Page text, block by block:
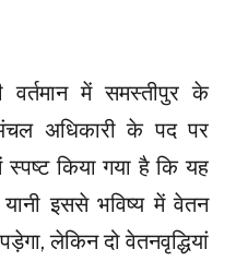
वर्तमान में समस्तीपुर के
अधिकारी के पद पर
किया गया है कि यह
इससे भविष्य में वेतन
लेकिन दो वेतनवृद्धियां